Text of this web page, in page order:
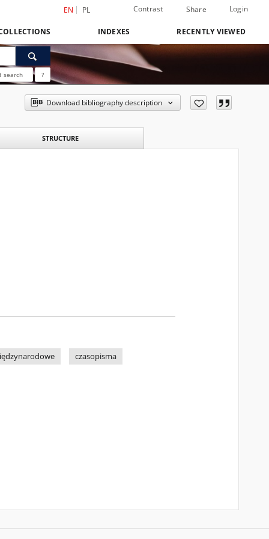
EN PL Contrast Share Login
INDEXES RECENTLY VIEWED
search ?
Download bibliography description
STRUCTURE
czasopisma